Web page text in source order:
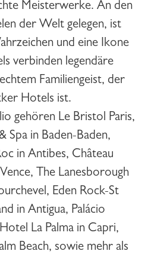
Meisterwerke. An den
der Welt gelegen, ist
und eine Ikone
verbinden legendäre
Familiengeist, der
Hotels ist.
gehören Le Bristol Paris,
Spa in Baden-Baden,
in Antibes, Château
The Lanesborough
Eden Rock-St
in Antigua, Palácio
La Palma in Capri,
Beach, sowie mehr als